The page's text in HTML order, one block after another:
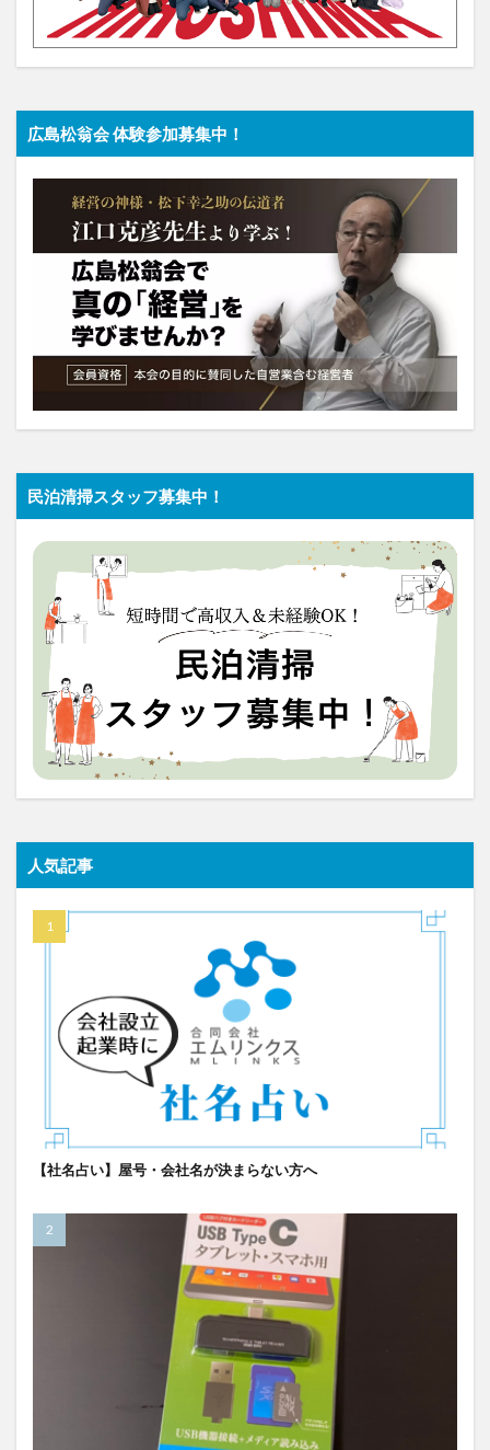
広島松翁会 体験参加募集中！
民泊清掃スタッフ募集中！
人気記事
【社名占い】屋号・会社名が決まらない方へ